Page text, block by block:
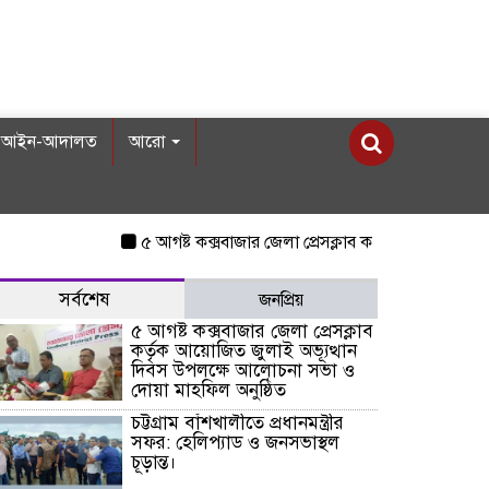
আইন-আদালত আরো
৫ আগষ্ট কক্সবাজার জেলা প্রেসক্লাব কর্তৃক আয়োজিত
সর্বশেষ জনপ্রিয়
৫ আগষ্ট কক্সবাজার জেলা প্রেসক্লাব
কর্তৃক আয়োজিত জুলাই অভ্যূত্থান
দিবস উপলক্ষে আলোচনা সভা ও
দোয়া মাহফিল অনুষ্ঠিত
চট্টগ্রাম বাঁশখালীতে প্রধানমন্ত্রীর
সফর: হেলিপ্যাড ও জনসভাস্থল
চূড়ান্ত।